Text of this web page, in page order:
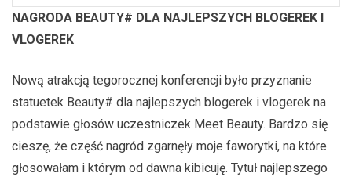
NAGRODA BEAUTY# DLA NAJLEPSZYCH BLOGEREK I
VLOGEREK
Nową atrakcją tegorocznej konferencji było przyznanie
statuetek Beauty# dla najlepszych blogerek i vlogerek na
podstawie głosów uczestniczek Meet Beauty. Bardzo się
cieszę, że część nagród zgarnęły moje faworytki, na które
głosowałam i którym od dawna kibicuję. Tytuł najlepszego